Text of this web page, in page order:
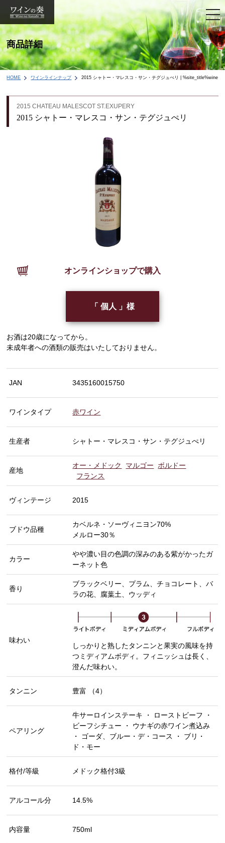
商品詳細
HOME ワインラインナップ 2015 シャトー・マレスコ・サン・テグジュぺリ | %site_title%wine
2015 CHATEAU MALESCOT ST.EXUPERY
2015 シャトー・マレスコ・サン・テグジュぺリ
オンラインショップで購入
「 個人 」様
お酒は20歳になってから。
未成年者への酒類の販売はいたしておりません。
JAN 3435160015750
ワインタイプ 赤ワイン
生産者 シャトー・マレスコ・サン・テグジュぺリ
産地
オー・メドック マルゴー ボルドー
フランス
ヴィンテージ 2015
ブドウ品種
カベルネ・ソーヴィニヨン70%
メルロー30％
カラー
やや濃い目の色調の深みのある紫がかったガ
ーネット色
香り
ブラックベリー、プラム、チョコレート、バ
ラの花、腐葉土、ウッディ
味わい
しっかりと熟したタンニンと果実の風味を持
つミディアムボディ。フィニッシュは長く、
澄んだ味わい。
タンニン 豊富 （4）
ペアリング
牛サーロインステーキ ・ ローストビーフ ・
ビーフシチュー ・ ウナギの赤ワイン煮込み
・ ゴーダ、ブルー・デ・コース ・ ブリ・
ド・モー
格付/等級 メドック格付3級
アルコール分 14.5%
内容量 750ml